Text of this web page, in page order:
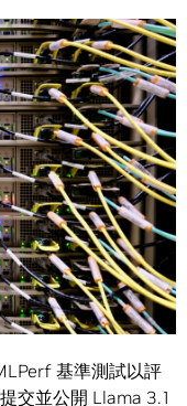
基準測試以評
交並公開 Llama 3.1